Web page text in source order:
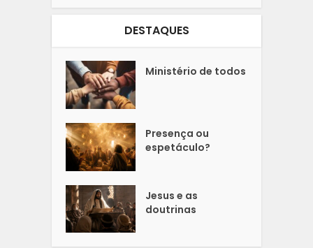
DESTAQUES
Ministério de todos
Presença ou
espetáculo?
Jesus e as
doutrinas